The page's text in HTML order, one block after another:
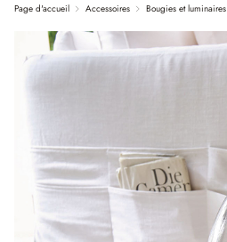
Page d'accueil Accessoires Bougies et luminaires